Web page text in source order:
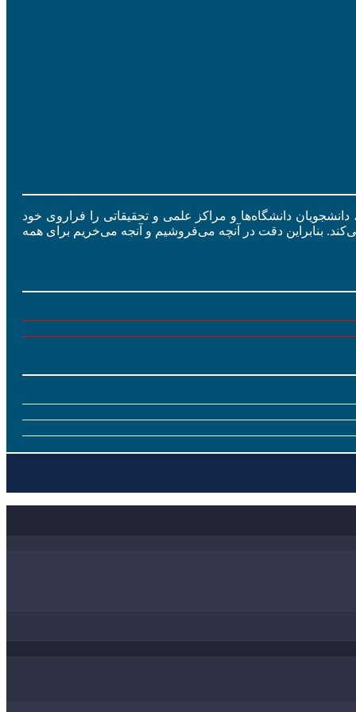
دانشجویان دانشگاه‌ها و مراکز علمی و تحقیقاتی را فراروی خود
بنابراین دقت در آنچه می‌فروشیم و آنجه می‌خریم برای همه